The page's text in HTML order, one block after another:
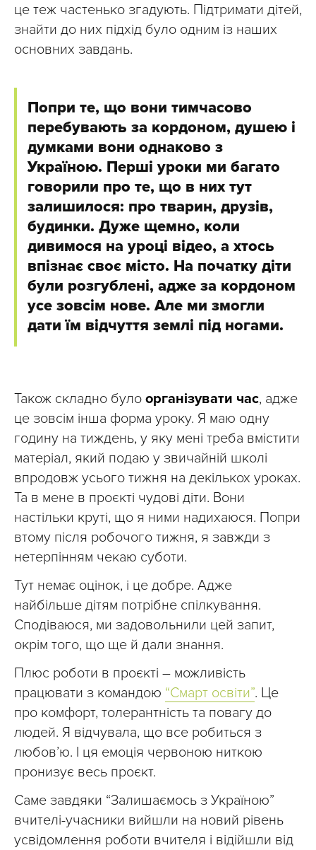
це теж частенько згадують. Підтримати дітей,
знайти до них підхід було одним із наших
основних завдань.
Попри те, що вони тимчасово
перебувають за кордоном, душею і
думками вони однаково з
Україною. Перші уроки ми багато
говорили про те, що в них тут
залишилося: про тварин, друзів,
будинки. Дуже щемно, коли
дивимося на уроці відео, а хтось
впізнає своє місто. На початку діти
були розгублені, адже за кордоном
усе зовсім нове. Але ми змогли
дати їм відчуття землі під ногами.
Також складно було організувати час, адже
це зовсім інша форма уроку. Я маю одну
годину на тиждень, у яку мені треба вмістити
матеріал, який подаю у звичайній школі
впродовж усього тижня на декількох уроках.
Та в мене в проєкті чудові діти. Вони
настільки круті, що я ними надихаюся. Попри
втому після робочого тижня, я завжди з
нетерпінням чекаю суботи.
Тут немає оцінок, і це добре. Адже
найбільше дітям потрібне спілкування.
Сподіваюся, ми задовольнили цей запит,
окрім того, що ще й дали знання.
Плюс роботи в проєкті – можливість
працювати з командою “Смарт освіти”. Це
про комфорт, толерантність та повагу до
людей. Я відчувала, що все робиться з
любов’ю. І ця емоція червоною ниткою
пронизує весь проєкт.
Саме завдяки “Залишаємось з Україною”
вчителі-учасники вийшли на новий рівень
усвідомлення роботи вчителя і відійшли від